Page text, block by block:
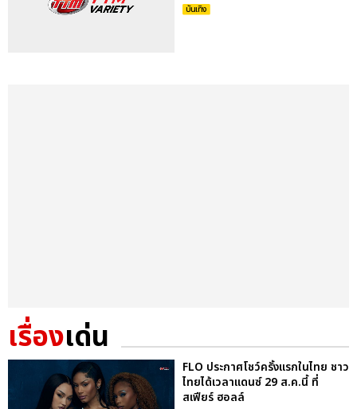
บันเทิง
เรื่องเด่น
FLO ประกาศโชว์ครั้งแรกในไทย ชาว
ไทยได้เวลาแดนซ์ 29 ส.ค.นี้ ที่
สเฟียร์ ฮอลล์